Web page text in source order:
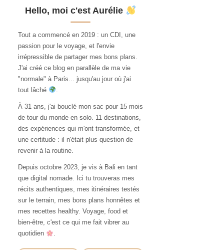
Hello, moi c'est Aurélie
Tout a commencé en 2019 : un CDI, une
passion pour le voyage, et l'envie
irrépressible de partager mes bons plans.
J'ai créé ce blog en parallèle de ma vie
"normale" à Paris... jusqu'au jour où j'ai
tout lâché
À 31 ans, j'ai bouclé mon sac pour 15 mois
de tour du monde en solo. 11 destinations,
des expériences qui m'ont transformée, et
une certitude : il n'était plus question de
revenir à la routine.
Depuis octobre 2023, je vis à Bali en tant
que digital nomade. Ici tu trouveras mes
récits authentiques, mes itinéraires testés
sur le terrain, mes bons plans honnêtes et
mes recettes healthy. Voyage, food et
bien-être, c'est ce qui me fait vibrer au
quotidien
.